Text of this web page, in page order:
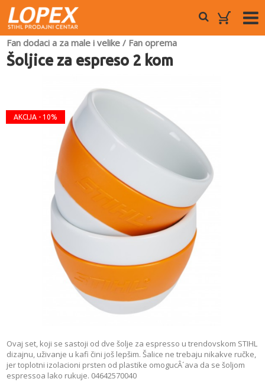
Fan dodaci a za male i velike / Fan oprema
Šoljice za espreso 2 kom
AKCIJA - 10%
Ovaj set, koji se sastoji od dve šolje za espresso u trendovskom STIHL
dizajnu, uživanje u kafi čini još lepšim. Šalice ne trebaju nikakve ručke,
jer toplotni izolacioni prsten od plastike omogucÂ´ava da se šoljom
espressoa lako rukuje. 04642570040